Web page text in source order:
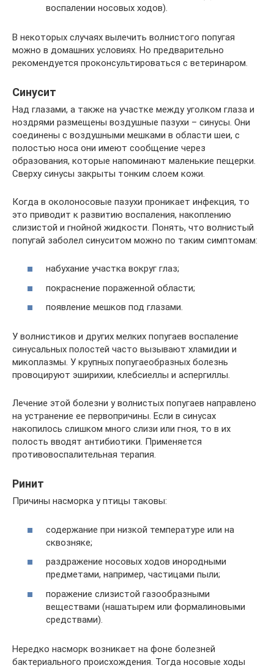
воспалении носовых ходов).
В некоторых случаях вылечить волнистого попугая
можно в домашних условиях. Но предварительно
рекомендуется проконсультироваться с ветеринаром.
Синусит
Над глазами, а также на участке между уголком глаза и
ноздрями размещены воздушные пазухи – синусы. Они
соединены с воздушными мешками в области шеи, с
полостью носа они имеют сообщение через
образования, которые напоминают маленькие пещерки.
Сверху синусы закрыты тонким слоем кожи.
Когда в околоносовые пазухи проникает инфекция, то
это приводит к развитию воспаления, накоплению
слизистой и гнойной жидкости. Понять, что волнистый
попугай заболел синуситом можно по таким симптомам:
набухание участка вокруг глаз;
покраснение пораженной области;
появление мешков под глазами.
У волнистиков и других мелких попугаев воспаление
синусальных полостей часто вызывают хламидии и
микоплазмы. У крупных попугаеобразных болезнь
провоцируют эширихии, клебсиеллы и аспергиллы.
Лечение этой болезни у волнистых попугаев направлено
на устранение ее первопричины. Если в синусах
накопилось слишком много слизи или гноя, то в их
полость вводят антибиотики. Применяется
противовоспалительная терапия.
Ринит
Причины насморка у птицы таковы:
содержание при низкой температуре или на
сквозняке;
раздражение носовых ходов инородными
предметами, например, частицами пыли;
поражение слизистой газообразными
веществами (нашатырем или формалиновыми
средствами).
Нередко насморк возникает на фоне болезней
бактериального происхождения. Тогда носовые ходы